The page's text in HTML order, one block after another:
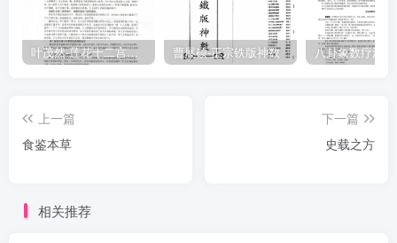
叶茂然-莲花十二宫佛家奇门面授及答疑 曹展硕-正宗铁版神数
上一篇
食鉴本草
下一篇
史载之方
相关推荐